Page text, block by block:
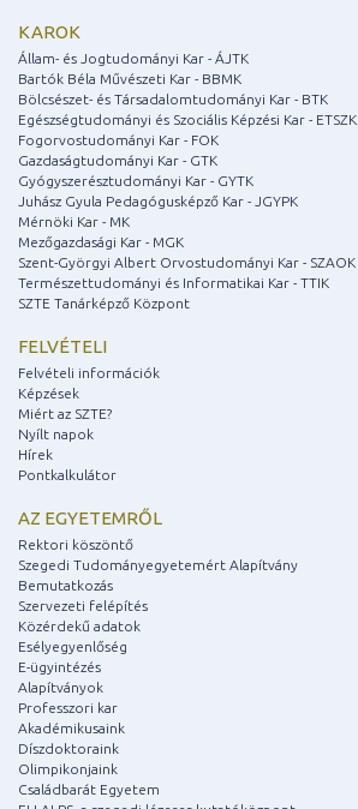
KAROK
Állam- és Jogtudományi Kar - ÁJTK
Bartók Béla Művészeti Kar - BBMK
Bölcsészet- és Társadalomtudományi Kar - BTK
Egészségtudományi és Szociális Képzési Kar - ETSZK
Fogorvostudományi Kar - FOK
Gazdaságtudományi Kar - GTK
Gyógyszerésztudományi Kar - GYTK
Juhász Gyula Pedagógusképző Kar - JGYPK
Mérnöki Kar - MK
Mezőgazdasági Kar - MGK
Szent-Györgyi Albert Orvostudományi Kar - SZAOK
Természettudományi és Informatikai Kar - TTIK
SZTE Tanárképző Központ
FELVÉTELI
Felvételi információk
Képzések
Miért az SZTE?
Nyílt napok
Hírek
Pontkalkulátor
AZ EGYETEMRŐL
Rektori köszöntő
Szegedi Tudományegyetemért Alapítvány
Bemutatkozás
Szervezeti felépítés
Közérdekű adatok
Esélyegyenlőség
E-ügyintézés
Alapítványok
Professzori kar
Akadémikusaink
Díszdoktoraink
Olimpikonjaink
Családbarát Egyetem